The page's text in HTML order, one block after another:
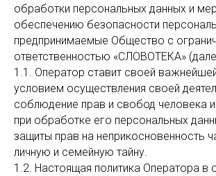
обработки персональных данных и
обеспечению безопасности
предпринимаемые Общество с
ответственностью «СЛОВОТЕКА»
1.1. Оператор ставит своей
условием осуществления своей
соблюдение прав и свобод человека
при обработке его персональных
защиты прав на неприкосновенность
личную и семейную тайну.
1.2. Настоящая политика Оператора в